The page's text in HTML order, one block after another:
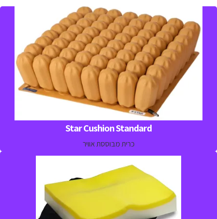
Star Cushion Standard
כרית מבוססת אוויר
כרית אוויר למניעה וטיפול בפצעי לחץ מאפשרת התאמה של רמת
הלחץ והנוחות עבור המטופל
למידע נוסף חייגו
03-5329157
כרית ספוג מתקדם ויסקו אלסטי למניעת פצעי לחץ למטופלים בסיכון